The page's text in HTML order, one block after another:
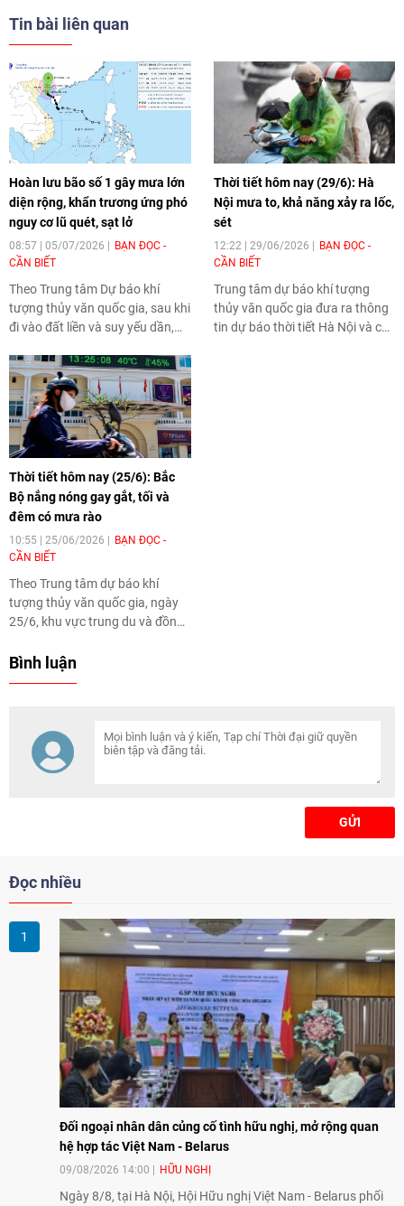
Tin bài liên quan
Hoàn lưu bão số 1 gây mưa lớn
diện rộng, khẩn trương ứng phó
nguy cơ lũ quét, sạt lở
08:57 | 05/07/2026
BẠN ĐỌC -
CẦN BIẾT
Theo Trung tâm Dự báo khí
tượng thủy văn quốc gia, sau khi
đi vào đất liền và suy yếu dần,
mưa rất to trên diện rộng tại khu
vực Đông Bắc Bộ. Cơ quan khí
tượng cảnh báo nhiều nơi có
lượng mưa trên 300mm, nguy
cơ ngập úng, lũ quét và sạt lở
đất ở mức cao, trong khi các lực
lượng chức năng khẩn trương
triển khai nhiều biện pháp ứng
phó nhằm giảm thiểu thiệt hại.
Thời tiết hôm nay (29/6): Hà
Nội mưa to, khả năng xảy ra lốc,
sét
12:22 | 29/06/2026
BẠN ĐỌC -
CẦN BIẾT
Trung tâm dự báo khí tượng
thủy văn quốc gia đưa ra thông
tin dự báo thời tiết Hà Nội và các
Thời tiết hôm nay (25/6): Bắc
Bộ nắng nóng gay gắt, tối và
đêm có mưa rào
10:55 | 25/06/2026
BẠN ĐỌC -
CẦN BIẾT
Theo Trung tâm dự báo khí
tượng thủy văn quốc gia, ngày
25/6, khu vực trung du và đồng
Thọ có nắng nóng và nắng nóng
phổ biến 50-55%.
Bình luận
GỬI
Đọc nhiều
Đối ngoại nhân dân củng cố tình hữu nghị, mở rộng quan
hệ hợp tác Việt Nam - Belarus
09/08/2026 14:00 HỮU NGHỊ
Ngày 8/8, tại Hà Nội, Hội Hữu nghị Việt Nam - Belarus phối